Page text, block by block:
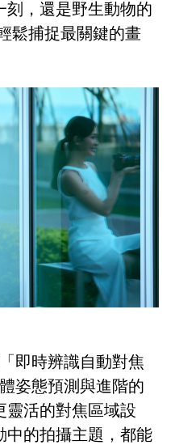
刻，還是野生動物的
鬆捕捉最關鍵的畫
時辨識自動對焦
姿態預測與進階的
靈活的對焦區域設
中的拍攝主題，都能